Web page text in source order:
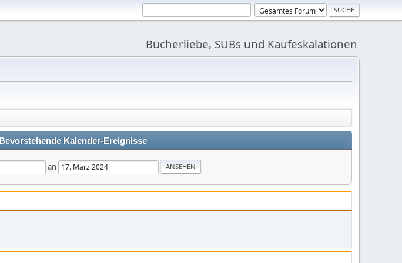
Bücherliebe, SUBs und Kaufeskalationen
Bevorstehende Kalender-Ereignisse
an